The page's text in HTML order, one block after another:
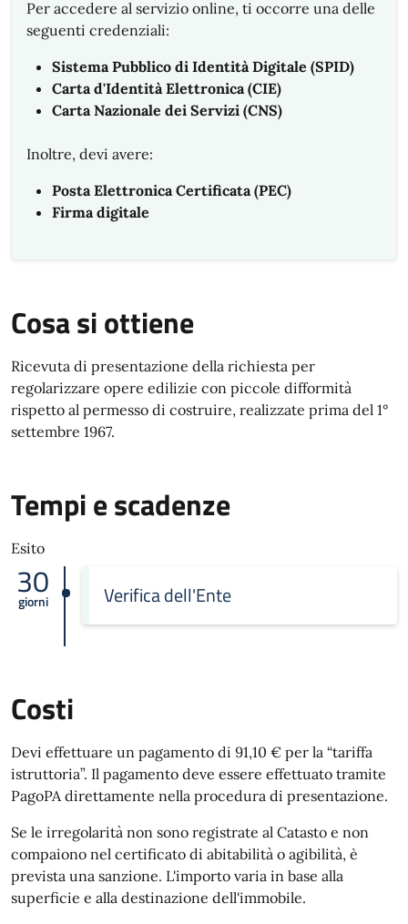
Per accedere al servizio online, ti occorre una delle
seguenti credenziali:
Sistema Pubblico di Identità Digitale (SPID)
Carta d'Identità Elettronica (CIE)
Carta Nazionale dei Servizi (CNS)
Inoltre, devi avere:
Posta Elettronica Certificata (PEC)
Firma digitale
Cosa si ottiene
Ricevuta di presentazione della richiesta per
regolarizzare opere edilizie con piccole difformità
rispetto al permesso di costruire, realizzate prima del 1°
settembre 1967.
Tempi e scadenze
Esito
30
giorni Verifica dell'Ente
Costi
Devi effettuare un pagamento di 91,10 € per la “tariffa
istruttoria”. Il pagamento deve essere effettuato tramite
PagoPA direttamente nella procedura di presentazione.
Se le irregolarità non sono registrate al Catasto e non
compaiono nel certificato di abitabilità o agibilità, è
prevista una sanzione. L'importo varia in base alla
superficie e alla destinazione dell'immobile.